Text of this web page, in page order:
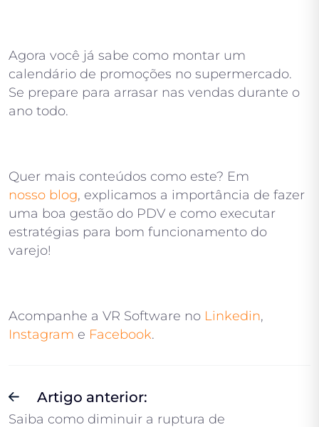
Agora você já sabe como montar um
calendário de promoções no supermercado.
Se prepare para arrasar nas vendas durante o
ano todo.
Quer mais conteúdos como este? Em
nosso blog, explicamos a importância de fazer
uma boa gestão do PDV e como executar
estratégias para bom funcionamento do
varejo!
Acompanhe a VR Software no Linkedin,
Instagram e Facebook.
Artigo anterior:
Saiba como diminuir a ruptura de